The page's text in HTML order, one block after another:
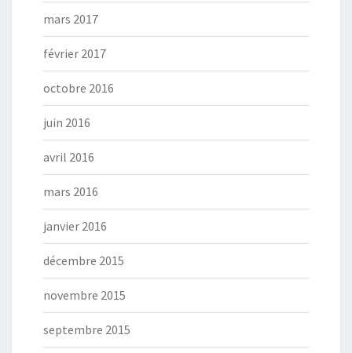
mars 2017
février 2017
octobre 2016
juin 2016
avril 2016
mars 2016
janvier 2016
décembre 2015
novembre 2015
septembre 2015